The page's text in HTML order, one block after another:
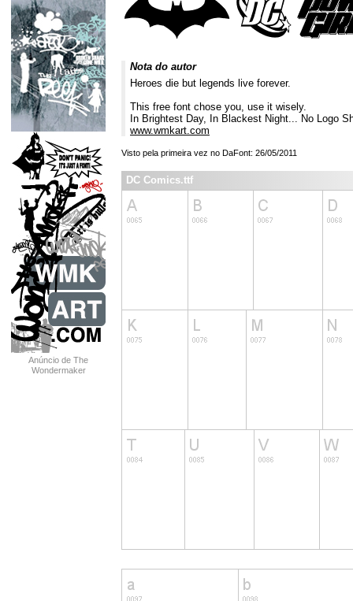
Anúncio de The
Wondermaker
Nota do autor
Heroes die but legends live forever.
This free font chose you, use it wisely.
In Brightest Day, In Blackest Night... No Logo
www.wmkart.com
Visto pela primeira vez no DaFont: 26/05/2011
DC Comics.ttf